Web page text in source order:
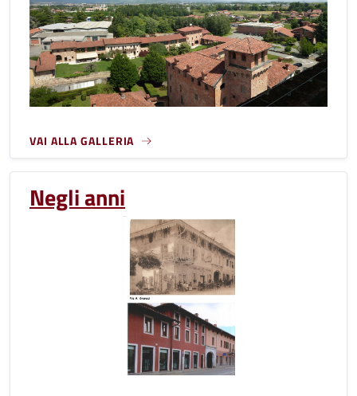
VAI ALLA GALLERIA
Negli anni